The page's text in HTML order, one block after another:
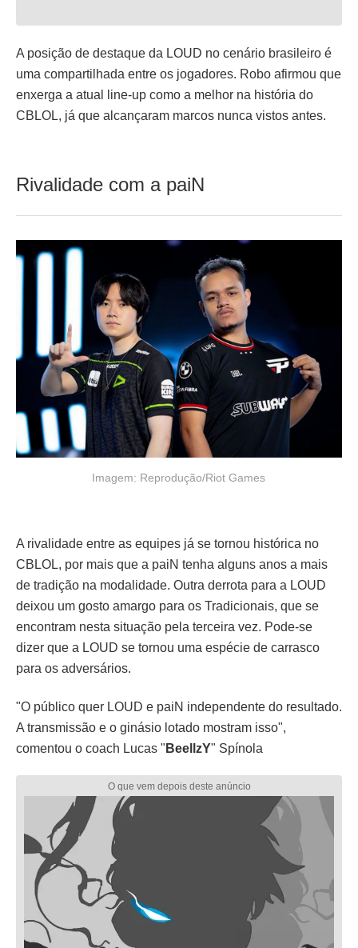
A posição de destaque da LOUD no cenário brasileiro é
uma compartilhada entre os jogadores. Robo afirmou que
enxerga a atual line-up como a melhor na história do
CBLOL, já que alcançaram marcos nunca vistos antes.
Rivalidade com a paiN
Imagem: Reprodução/Riot Games
A rivalidade entre as equipes já se tornou histórica no
CBLOL, por mais que a paiN tenha alguns anos a mais
de tradição na modalidade. Outra derrota para a LOUD
deixou um gosto amargo para os Tradicionais, que se
encontram nesta situação pela terceira vez. Pode-se
dizer que a LOUD se tornou uma espécie de carrasco
para os adversários.
"O público quer LOUD e paiN independente do resultado.
A transmissão e o ginásio lotado mostram isso",
comentou o coach Lucas " BeellzY" Spínola